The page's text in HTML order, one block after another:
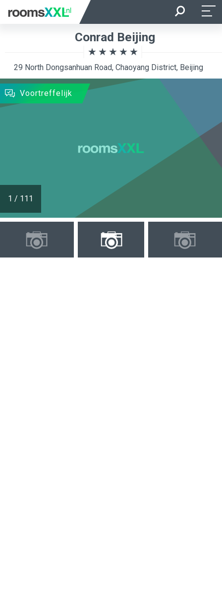
Ligging van de kamer Kamer
ZOEKEN
Conrad Beijing
29 North Dongsanhuan Road, Chaoyang District, Beijing
1 / 111
Voortreffelijk